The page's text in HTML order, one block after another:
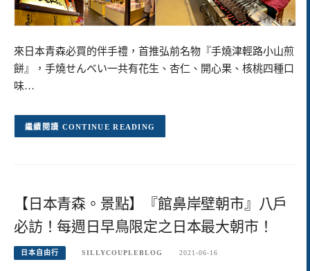
來日本青森必買的伴手禮，首推弘前名物『手燒津輕路小山煎
餅』，手燒せんべい一共有花生、杏仁、開心果、核桃四種口
味…
CONTINUE READING
【日本青森。景點】『館鼻岸壁朝市』八戶
必訪！每週日早鳥限定之日本最大朝市！
日本自由行 SILLYCOUPLEBLOG 2021-06-16